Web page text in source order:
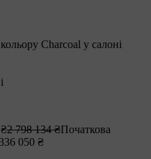
Charcoal у салоні
2 798 134 ₴Початкова
050 ₴